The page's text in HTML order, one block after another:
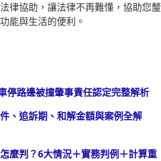
律協助，讓法律不再難懂，協助您釐
能與生活的便利。
停路邊被撞肇事責任認定完整解析
、追訴期、和解金額與案例全解
麼判？6大情況＋實務判例＋計算重